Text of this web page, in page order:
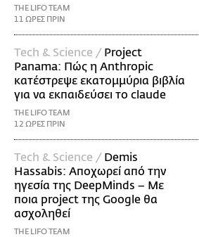
THE LIFO TEAM
11 ΩΡΕΣ ΠΡΙΝ
Τech & Science / Project
Panama: Πώς η Anthropic
κατέστρεψε εκατομμύρια βιβλία
για να εκπαιδεύσει το claude
THE LIFO TEAM
12 ΩΡΕΣ ΠΡΙΝ
Τech & Science / Demis
Hassabis: Αποχωρεί από την
ηγεσία της DeepMinds – Με
ποια project της Google θα
ασχοληθεί
THE LIFO TEAM